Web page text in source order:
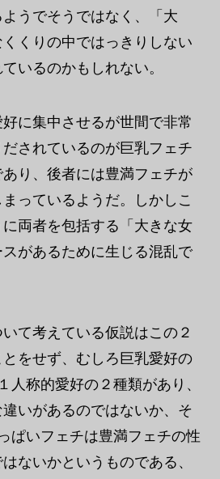
うでそうではなく、「大
くりの中ではっきりしない
いるのかもしれない。
に集中させるが世間で非常
されているのが巨乳フェチ
り、後者には豊満フェチが
っているようだ。しかしこ
両者を包括する「大きな女
があるために生じる混乱で
て考えている仮説はこの２
をせず、むしろ巨乳愛好の
人称的愛好の２種類があり、
いがあるのではないか、そ
ぱいフェチは豊満フェチの性
ないかというものである、